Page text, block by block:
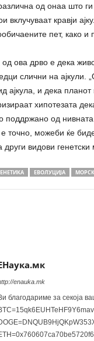
од онаа што ги
вклучуваат кравји
пет, како и
ова дрво е дека
слични на ајкули.
ајкула, и дека планот
хипотезата
поддржано од
точно, можеби ќе
видови генетски
ЕВОЛУЦИЈА
enauka.mk
благодариме за секоја